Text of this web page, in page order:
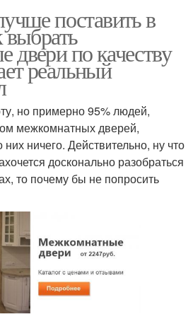
поставить в
выбрать
двери по качеству
реальный
но примерно 95% людей,
межкомнатных дверей,
ничего. Действительно, ну что
досконально разобраться
то почему бы не попросить